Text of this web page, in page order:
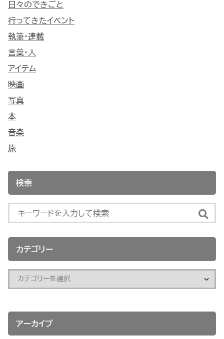
日々のできごと
行ってきたイベント
執筆・連載
言葉・人
アイテム
映画
写真
本
音楽
旅
検索
カテゴリー
アーカイブ